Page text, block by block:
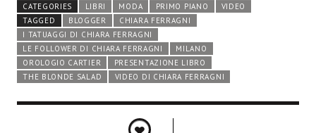
CATEGORIES LIBRI MODA PRIMO PIANO
VIDEO
TAGGED
BLOGGER
CHIARA FERRAGNI
I TATUAGGI DI CHIARA FERRAGNI
LE FOLLOWER DI CHIARA FERRAGNI
MILANO
OROLOGIO CARTIER
PRESENTAZIONE LIBRO
THE BLONDE SALAD
VIDEO DI CHIARA FERRAGNI